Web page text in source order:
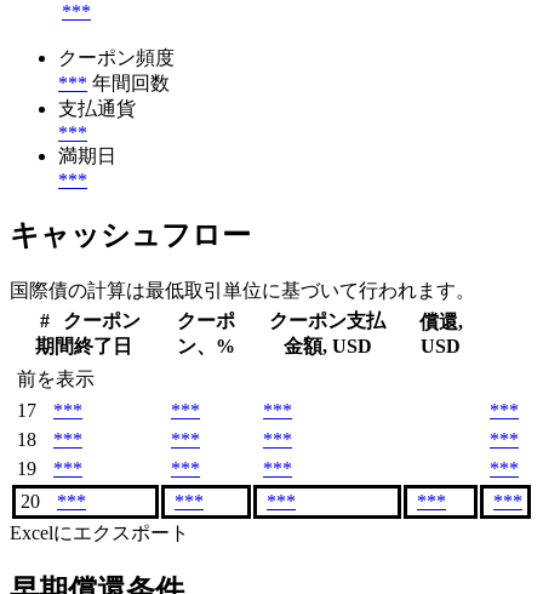
***
クーポン頻度
*** 年間回数
支払通貨
***
満期日
***
キャッシュフロー
国際債の計算は最低取引単位に基づいて行われます。
#
クーポン
期間終了日
クーポ
ン、%
クーポン支払
金額, USD
償還,
USD
前を表示
17
*** *** ***
***
18
*** *** ***
***
19
*** *** ***
***
20
*** *** *** ***
***
Excelにエクスポート